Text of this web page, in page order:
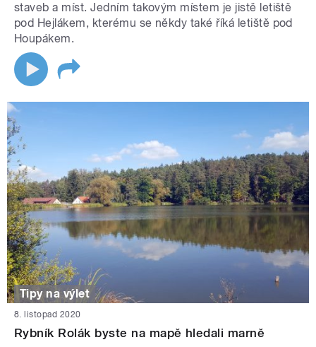
staveb a míst. Jedním takovým místem je jistě letiště
pod Hejlákem, kterému se někdy také říká letiště pod
Houpákem.
Tipy na výlet
8. listopad 2020
Rybník Rolák byste na mapě hledali marně